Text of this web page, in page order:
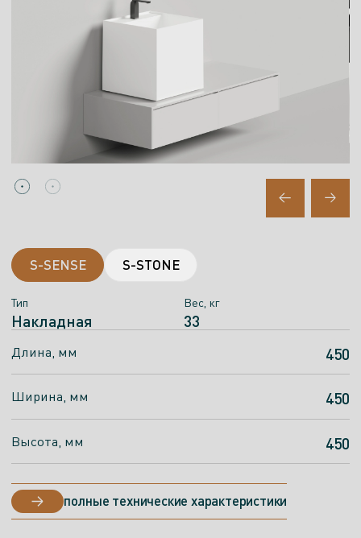
S-SENSE S-STONE
Тип
Накладная
Вес, кг
33
Длина, мм 450
Ширина, мм 450
Высота, мм 450
полные технические характеристики
Тип
Накладная
Вес, кг
27
Длина, мм 450
Ширина, мм 450
Высота, мм 450
полные технические характеристики